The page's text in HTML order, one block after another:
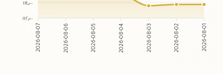
١١٤٫٠٠
١١٢٫٠٠
2026-08-07 2026-08-06 2026-08-05 2026-08-04 2026-08-03 2026-08-02 2026-08-01